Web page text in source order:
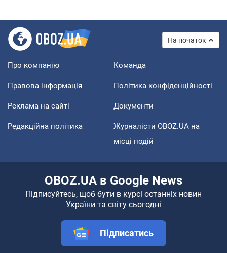
На початок
Про компанію Команда
Правова інформація Політика конфіденційності
Реклама на сайті Документи
Редакційна політика
Журналісти OBOZ.UA на
місці подій
OBOZ.UA в Google News
Підписуйтесь, щоб бути в курсі останніх новин
України та світу сьогодні
Підписатись